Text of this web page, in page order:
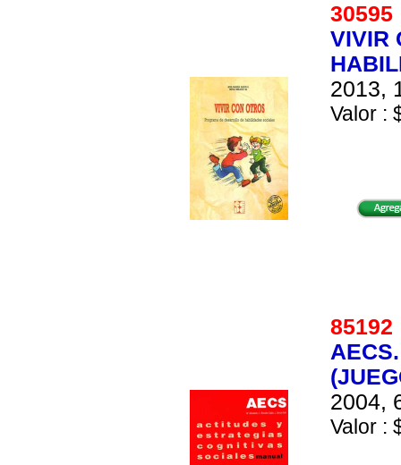
VIVIR
2013,
Valor :
2004,
Valor :